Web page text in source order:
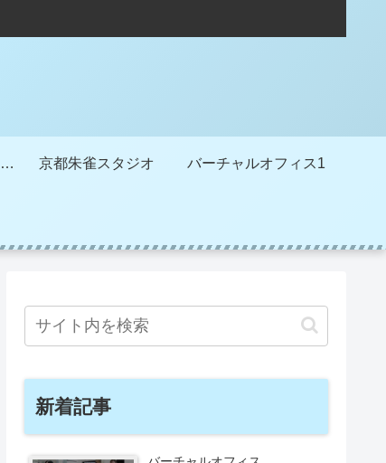
METSバーチャルオフィス 京都朱雀スタジオ バーチャルオフィス1
新着記事